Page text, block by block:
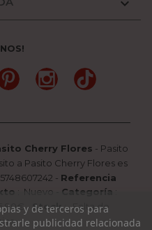

PinterestInstagramTikTok
Cherry Flores - Pasito
a Pasito Cherry Flores es
- Referencia
: Nuevo Categoría :
€ - Stock: Falta de
y de terceros para
publicidad relacionada